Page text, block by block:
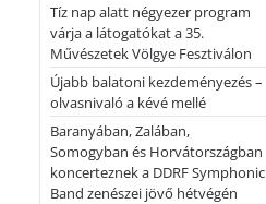
Tíz nap alatt négyezer program
várja a látogatókat a 35.
Művészetek Völgye Fesztiválon
Újabb balatoni kezdeményezés –
olvasnivaló a kévé mellé
Baranyában, Zalában,
Somogyban és Horvátországban
koncerteznek a DDRF Symphonic
Band zenészei jövő hétvégén